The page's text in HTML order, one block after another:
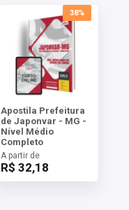
38%
Apostila Prefeitura
de Japonvar - MG -
Nível Médio
Completo
A partir de
R$ 32,18